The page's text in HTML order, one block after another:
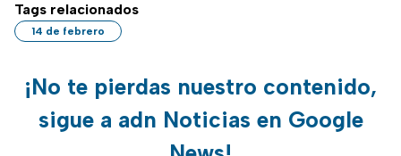
Tags relacionados
14 de febrero
¡No te pierdas nuestro contenido,
sigue a adn Noticias en Google